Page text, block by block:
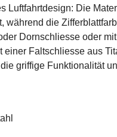
Luftfahrtdesign: Die
während die
Dornschliesse oder
einer Faltschliesse aus
griffige Funktionalität